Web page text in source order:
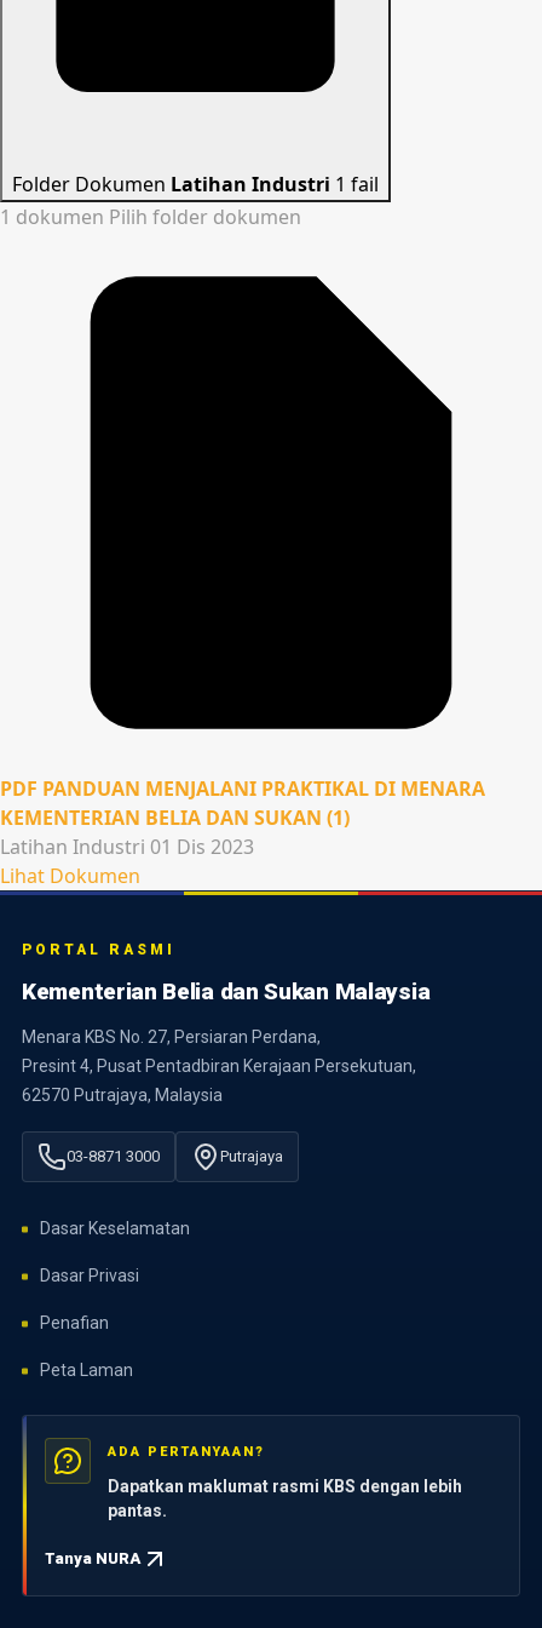
Folder Dokumen Latihan Industri 1 fail
1 dokumen Pilih folder dokumen
PDF PANDUAN MENJALANI PRAKTIKAL DI MENARA
KEMENTERIAN BELIA DAN SUKAN (1)
Latihan Industri 01 Dis 2023
Lihat Dokumen
PORTAL RASMI
Kementerian Belia dan Sukan Malaysia
Menara KBS No. 27, Persiaran Perdana,
Presint 4, Pusat Pentadbiran Kerajaan Persekutuan,
62570 Putrajaya, Malaysia
03-8871 3000 Putrajaya
Dasar Keselamatan
Dasar Privasi
Penafian
Peta Laman
ADA PERTANYAAN?
Dapatkan maklumat rasmi KBS dengan lebih
pantas.
Tanya NURA